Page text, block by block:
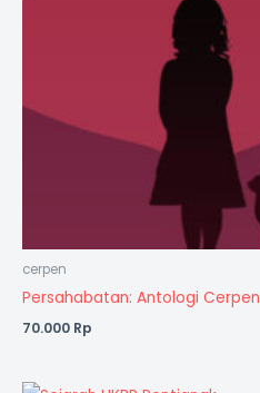
cerpen
Persahabatan: Antologi Cerpen
70.000 Rp